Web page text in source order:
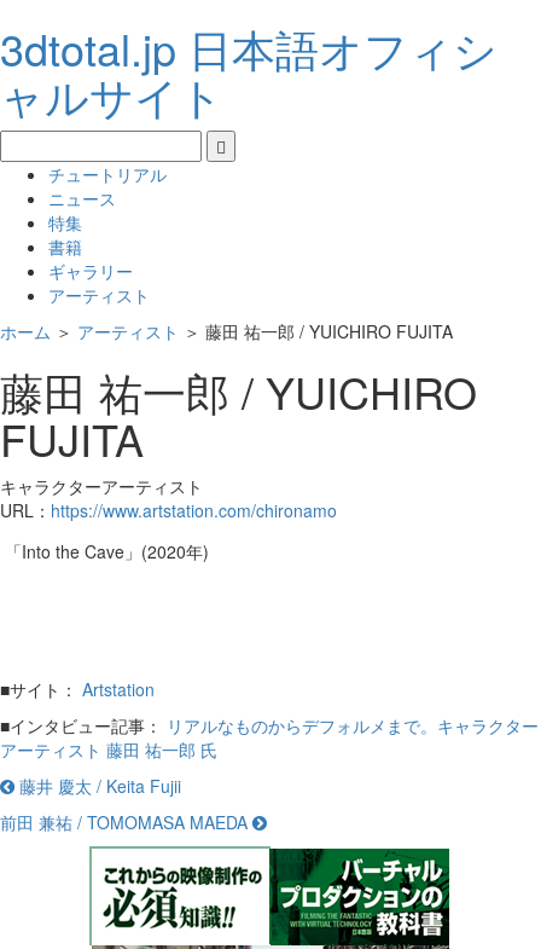
3dtotal.jp 日本語オフィシ
ャルサイト
チュートリアル
ニュース
特集
書籍
ギャラリー
アーティスト
ホーム ＞ アーティスト ＞ 藤田 祐一郎 / YUICHIRO FUJITA
藤田 祐一郎 / YUICHIRO
FUJITA
キャラクターアーティスト
URL： https://www.artstation.com/chironamo
「Into the Cave」(2020年)
■サイト： Artstation
■インタビュー記事：
リアルなものからデフォルメまで。キャラクター
アーティスト 藤田 祐一郎 氏
藤井 慶太 / Keita Fujii
前田 兼祐 / TOMOMASA MAEDA